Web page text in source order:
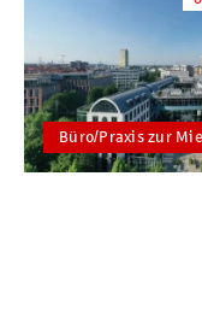
Büro/Praxis zur